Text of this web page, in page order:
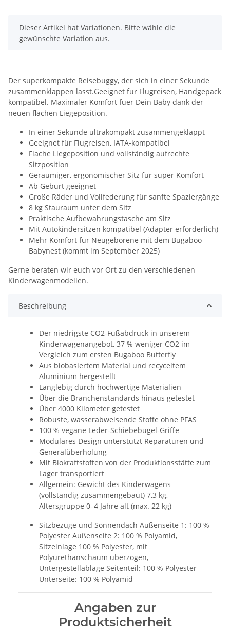
x
Dieser Artikel hat Variationen. Bitte wähle die
gewünschte Variation aus.
Der superkompakte Reisebuggy, der sich in einer Sekunde
zusammenklappen lässt.Geeignet für Flugreisen, Handgepäck
kompatibel. Maximaler Komfort fuer Dein Baby dank der
neuen flachen Liegeposition.
In einer Sekunde ultrakompakt zusammengeklappt
Geeignet für Flugreisen, IATA-kompatibel
Flache Liegeposition und vollständig aufrechte
Sitzposition
Geräumiger, ergonomischer Sitz für super Komfort
Ab Geburt geeignet
Große Räder und Vollfederung für sanfte Spaziergänge
8 kg Stauraum unter dem Sitz
Praktische Aufbewahrungstasche am Sitz
Mit Autokindersitzen kompatibel (Adapter erforderlich)
Mehr Komfort für Neugeborene mit dem Bugaboo
Babynest (kommt im September 2025)
Gerne beraten wir euch vor Ort zu den verschiedenen
Kinderwagenmodellen.
Beschreibung
Der niedrigste CO2-Fußabdruck in unserem
Kinderwagenangebot, 37 % weniger CO2 im
Vergleich zum ersten Bugaboo Butterfly
Aus biobasiertem Material und recyceltem
Aluminium hergestellt
Langlebig durch hochwertige Materialien
Über die Branchenstandards hinaus getestet
Über 4000 Kilometer getestet
Robuste, wasserabweisende Stoffe ohne PFAS
100 % vegane Leder-Schiebebügel-Griffe
Modulares Design unterstützt Reparaturen und
Generalüberholung
Mit Biokraftstoffen von der Produktionsstätte zum
Lager transportiert
Allgemein: Gewicht des Kinderwagens
(vollständig zusammengebaut) 7,3 kg,
Altersgruppe 0–4 Jahre alt (max. 22 kg)
Sitzbezüge und Sonnendach Außenseite 1: 100 %
Polyester Außenseite 2: 100 % Polyamid,
Sitzeinlage 100 % Polyester, mit
Polyurethanschaum überzogen,
Untergestellablage Seitenteil: 100 % Polyester
Unterseite: 100 % Polyamid
Angaben zur
Produktsicherheit